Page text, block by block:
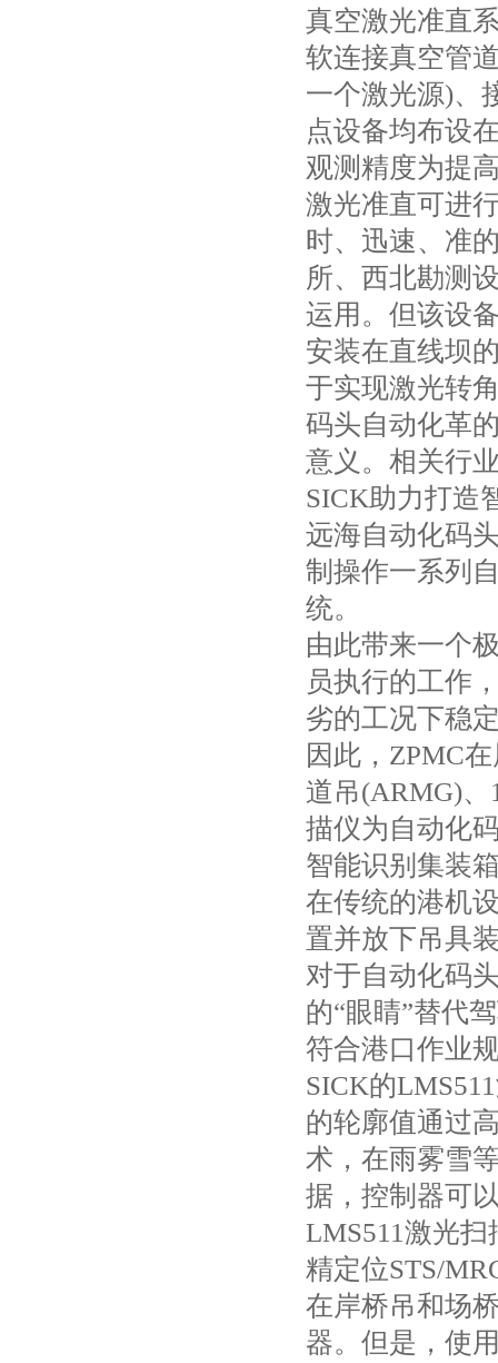
真空激光准直
软连接真空管
一个激光源)、
点设备均布设
观测精度为提
激光准直可进
时、迅速、准
所、西北勘测
运用。但该设
安装在直线坝
于实现激光转
码头自动化革
意义。相关行
SICK助力打造
远海自动化码
制操作一系列
统。
由此带来一个
员执行的工作
劣的工况下稳
因此，ZPMC
道吊(ARMG)
描仪为自动化
智能识别集装
在传统的港机
置并放下吊具
对于自动化码
的“眼睛”替代
符合港口作业
SICK的
的轮廓值通过
术，在雨雾雪
据，控制器可
LMS511激光
精定位STS/
在岸桥吊和场
器。但是，使